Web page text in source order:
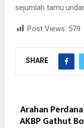
sejumlah tamu
Post Views: 579
SHARE
Arahan
AKBP Gathut